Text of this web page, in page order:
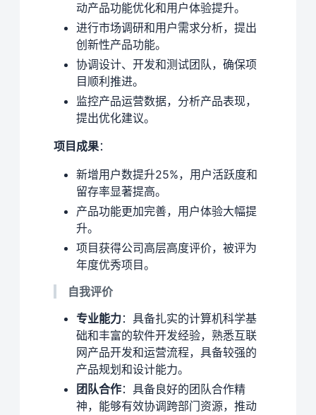
动产品功能优化和用户体验提升。
进行市场调研和用户需求分析，提出
创新性产品功能。
协调设计、开发和测试团队，确保项
目顺利推进。
监控产品运营数据，分析产品表现，
提出优化建议。
项目成果：
新增用户数提升25%，用户活跃度和
留存率显著提高。
产品功能更加完善，用户体验大幅提
升。
项目获得公司高层高度评价，被评为
年度优秀项目。
自我评价
专业能力：具备扎实的计算机科学基
础和丰富的软件开发经验，熟悉互联
网产品开发和运营流程，具备较强的
产品规划和设计能力。
团队合作：具备良好的团队合作精
神，能够有效协调跨部门资源，推动